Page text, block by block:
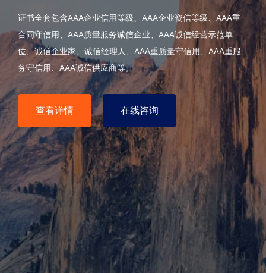
AAA级信用评价是将企业的“信用”这项无形资产，转化为实实在
在的竞争优势和经济效益的核心工具，它是现代企业参与市场
竞争不可或缺的标配之一。信用等级证书是企业展示自身信用
状况的重要凭证。
更多内容 咨询联系
证书全套包含AAA企业信用等级、AAA企业资信等级、AAA重
合同守信用、AAA质量服务诚信企业、AAA诚信经营示范单
位、诚信企业家、诚信经理人、AAA重质量守信用、AAA重服
务守信用、AAA诚信供应商等。
查看详情 在线咨询
“精诚立天下，服务千万家”是今尧咨询的服务宗旨，我们在企业
管理方面助力客户成长，将继续运用专业、诚信、高效的队伍
为广大企业服务，助力中小企业加速业务成功、创建更好更可
持续的未来。
查阅更多 咨询联系